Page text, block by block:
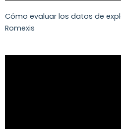
Cómo evaluar los datos de
Romexis